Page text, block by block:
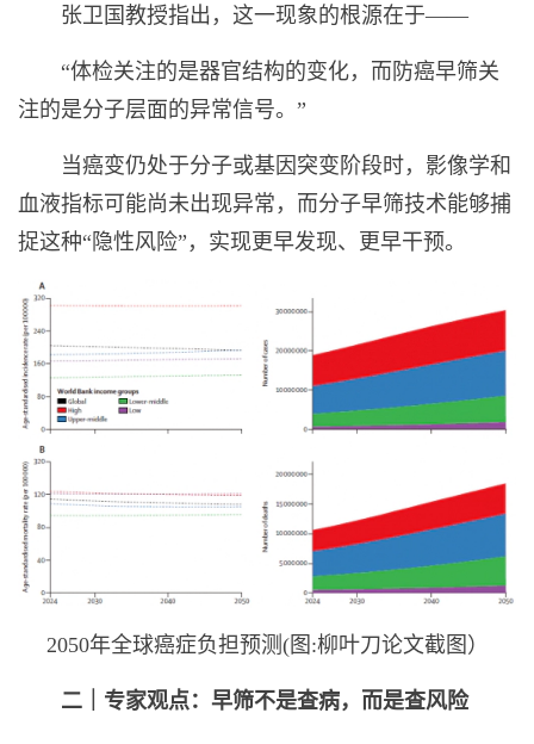
张卫国教授指出，这一现象的根源在于——
“体检关注的是器官结构的变化，而防癌早筛关
注的是分子层面的异常信号。”
当癌变仍处于分子或基因突变阶段时，影像学和
血液指标可能尚未出现异常，而分子早筛技术能够捕
捉这种“隐性风险”，实现更早发现、更早干预。
2050年全球癌症负担预测(图:柳叶刀论文截图）
二｜专家观点：早筛不是查病，而是查风险